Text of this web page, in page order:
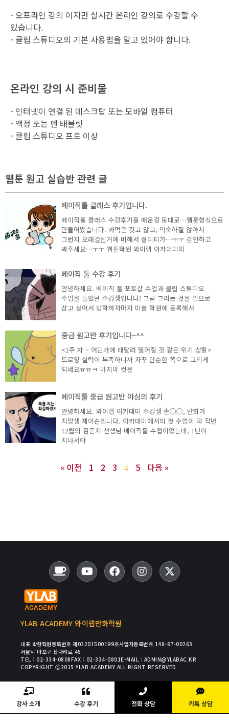
- 오프라인 강의 이지만 실시간 온라인 강의로 수강할 수
있습니다.
- 클립 스튜디오의 기본 사용법을 알고 있어야 합니다.
온라인 강의 시 준비물
- 인터넷이 연결 된 데스크탑 또는 모바일 컴퓨터
- 액정 또는 펜 태블릿
- 클립 스튜디오 프로 이상
웹툰 원고 실습반 관련 글
베이직툴 클래스 후기입니다.
베이직툴 클래스 수강후기를 배운걸 토대로…웹툰형식으로
만들어봤습니다. 까먹은 것고 많고, 익숙하질 않아서
그런지 오래걸린거에 비해서 퀄리티가…ㅜㅜ 감안하고
봐주세요…ㅜㅜ 웹툰학원 와이랩 아카데미의
베이직 툴 수강 후기
안녕하세요. 베이직 툴 포토샵 수업과 클립 스튜디오
수업을 들었던 수강생입니다! 그림 그리는 것을 업으로
삼고 싶어서 방학하자마자 미술 학원에 등록해서
중급 원고반 후기입니다~^^
<1주 차 – 어딘가에 매달려 떨어질 것 같은 위기 상황>
드로잉 실력이 부족하니까 자꾸 단순한 쪽으로 그리게
되네요ㅠㅠㅋ 마지막 컷은
베이직툴 중급 원고반 야심의 후기
안녕하세요. 와이랩 아카데미 수강생 손○○, 만화가
지망생 제이손입니다. 아카데미에서의 첫 수업이 딱 작년
12월의 김은지 선생님 베이직툴 수업이었는데, 1년이
지나서야
« 이전 1 2 3 4 5 다음 »
YLAB ACADEMY 와이랩만화학원
대표 박현학원등록번호 제02201500199호사업자등록번호 148-87-00263
서울시 마포구 잔다리로 45
TEL : 02-334-0808FAX : 02-334-0801E-MAIL : ADMIN@YLABAC.KR
COPYRIGHT Ⓒ2015 YLAB ACADEMY ALL RIGHT RESERVED
강사 소개 수강 후기 전화 상담 카톡 상담